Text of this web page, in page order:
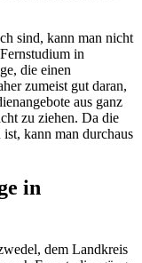
sind, kann man nicht
in
die einen
zumeist gut daran,
aus ganz
zu ziehen. Da die
kann man durchaus
in
dem Landkreis